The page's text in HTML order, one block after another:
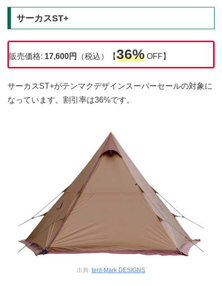
サーカスST+
販売価格: 17,600円 （税込）【36% OFF】
サーカスST+がテンマクデザインスーパーセールの対象に
なっています。割引率は36%です。
出典: tent-Mark DESIGNS